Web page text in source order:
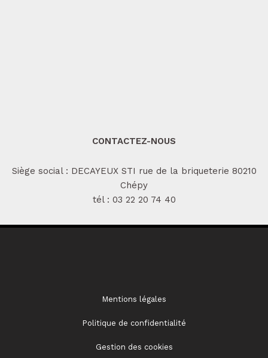
CONTACTEZ-NOUS
Siège social : DECAYEUX STI rue de la briqueterie 80210
Chépy
tél : 03 22 20 74 40
Mentions légales
Politique de confidentialité
Gestion des cookies